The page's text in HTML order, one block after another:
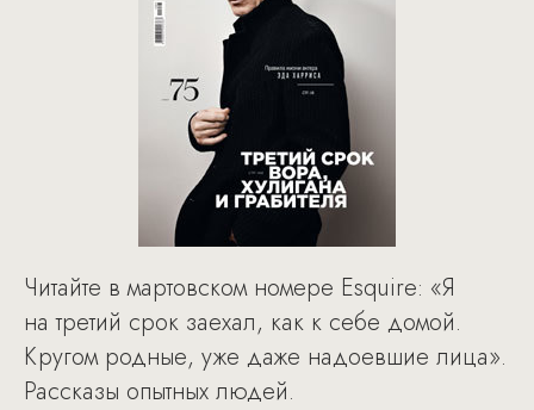
Читайте в мартовском номере Esquire: «Я
на третий срок заехал, как к себе домой.
Кругом родные, уже даже надоевшие лица».
Рассказы опытных людей.